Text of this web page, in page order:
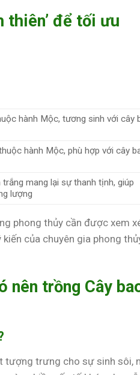
thiên’ để tối ưu
hành Mộc, tương sinh với cây
hành Mộc, phù hợp với cây
mang lại sự thanh tịnh, giúp
lượng
phong thủy cần được xem
của chuyên gia phong
nên trồng Cây
tượng trưng cho sự sinh sôi,